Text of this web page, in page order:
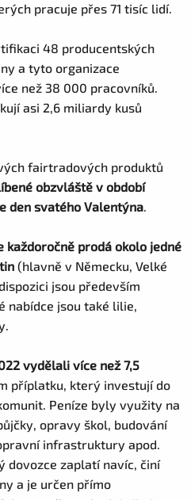
pracuje přes 71 tisíc lidí.
48 producentských
a tyto organizace
než 38 000 pracovníků.
asi 2,6 miliardy kusů
fairtradových produktů
obzvláště v období
den svatého Valentýna.
každoročně prodá okolo jedné
(hlavně v Německu, Velké
jsou především
nabídce jsou také lilie,
vydělali více než 7,5
příplatku, který investují do
Peníze byly využity na
opravy škol, budování
infrastruktury apod.
zaplatí navíc, činí
a je určen přímo